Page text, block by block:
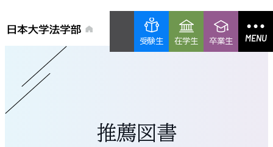
受験生 在学生 卒業生 MENU
推薦図書